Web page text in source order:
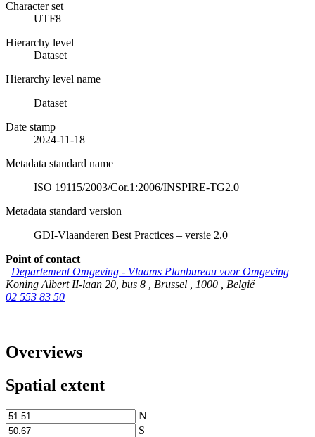
Character set
UTF8
Hierarchy level
Dataset
Hierarchy level name
Dataset
Date stamp
2024-11-18
Metadata standard name
ISO 19115/2003/Cor.1:2006/INSPIRE-TG2.0
Metadata standard version
GDI-Vlaanderen Best Practices – versie 2.0
Point of contact
Departement Omgeving - Vlaams Planbureau voor Omgeving
Koning Albert II-laan 20, bus 8
Brussel 1000
België
02 553 83 50
Overviews
Spatial extent
N
S